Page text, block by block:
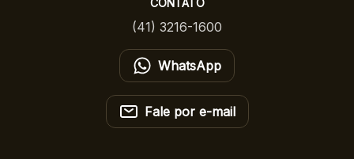
CONTATO
(41) 3216-1600
WhatsApp
Fale por e-mail